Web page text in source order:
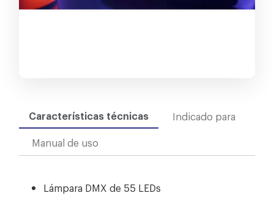
Características técnicas
Indicado para
Manual de uso
Lámpara DMX de 55 LEDs